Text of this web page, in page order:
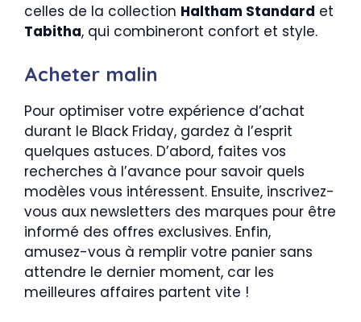
celles de la collection Haltham Standard et
Tabitha, qui combineront confort et style.
Acheter malin
Pour optimiser votre expérience d’achat
durant le Black Friday, gardez à l’esprit
quelques astuces. D’abord, faites vos
recherches à l’avance pour savoir quels
modèles vous intéressent. Ensuite, inscrivez-
vous aux newsletters des marques pour être
informé des offres exclusives. Enfin,
amusez-vous à remplir votre panier sans
attendre le dernier moment, car les
meilleures affaires partent vite !